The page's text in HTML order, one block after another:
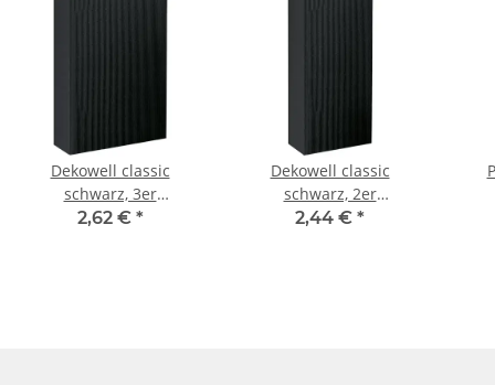
Dekowell classic
schwarz, 3er
Faltschachtel
2,62 € *
Dekowell classic
schwarz, 2er
Faltschachtel
2,44 € *